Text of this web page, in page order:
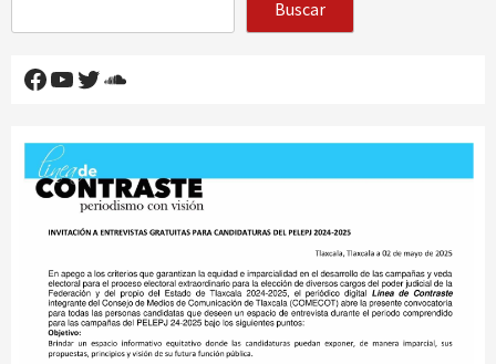
Buscar
Facebook
YouTube
Twitter
SoundCloud